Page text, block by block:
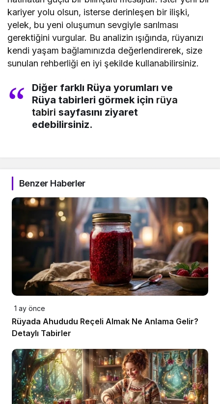
kariyer yolu olsun, isterse derinleşen bir ilişki,
yelek, bu yeni oluşumun sevgiyle sarılması
gerektiğini vurgular. Bu analizin ışığında, rüyanızı
kendi yaşam bağlamınızda değerlendirerek, size
sunulan rehberliği en iyi şekilde kullanabilirsiniz.
Diğer farklı Rüya yorumları ve
Rüya tabirleri görmek için rüya
tabiri sayfasını ziyaret
edebilirsiniz.
Benzer Haberler
1 ay önce
Rüyada Ahududu Reçeli Almak Ne Anlama Gelir?
Detaylı Tabirler